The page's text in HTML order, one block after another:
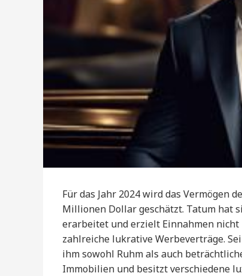
Für das Jahr 2024 wird das Vermögen
Millionen Dollar geschätzt. Tatum hat
erarbeitet und erzielt Einnahmen
zahlreiche lukrative Werbeverträge.
ihm sowohl Ruhm als auch
Immobilien und besitzt verschiedene